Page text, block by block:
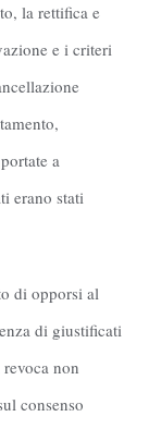
la rettifica e
e i criteri
a
erano stati
di opporsi al
di giustificati
non
consenso